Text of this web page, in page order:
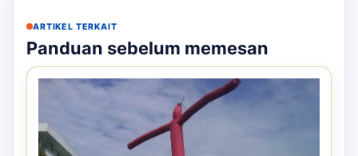
ARTIKEL TERKAIT
Panduan sebelum memesan